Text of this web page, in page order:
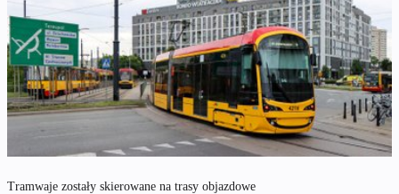
Tramwaje zostały skierowane na trasy objazdowe